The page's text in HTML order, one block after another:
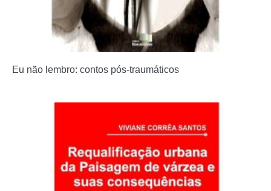
Eu não lembro: contos pós-traumáticos